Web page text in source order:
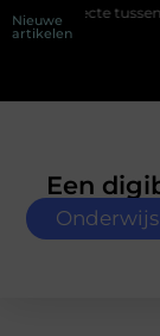
Nieuwe
artikelen
tussenjas
Een
Onderwijs